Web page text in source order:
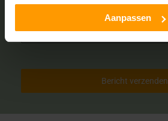
Aanpassen
Bericht verzenden